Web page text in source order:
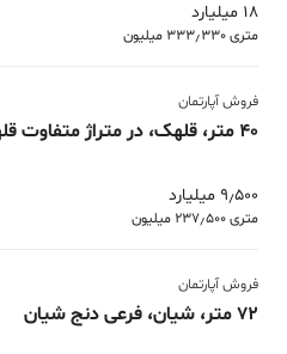
18 میلیارد
متری 333٫330 میلیون
فروش آپارتمان
9٫500 میلیارد
متری 237٫500 میلیون
فروش آپارتمان
72 متر، شیان، فرعی دنج شیان